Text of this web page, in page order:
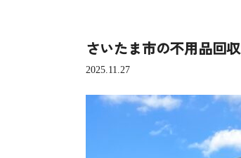
さいたま市の不用品回収
2025.11.27